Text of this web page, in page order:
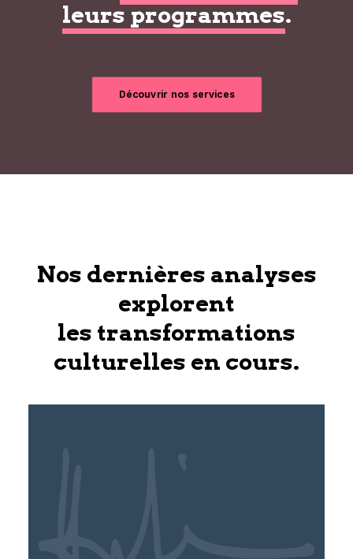
leurs programmes.
Découvrir nos services
Nos dernières analyses
explorent
les transformations
culturelles en cours.